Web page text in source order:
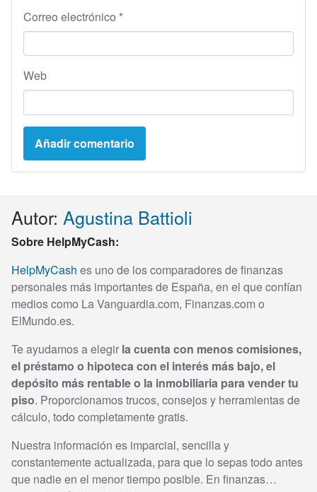
Correo electrónico *
Web
Autor: Agustina Battioli
Sobre HelpMyCash:
HelpMyCash es uno de los comparadores de finanzas
personales más importantes de España, en el que confían
medios como La Vanguardia.com, Finanzas.com o
ElMundo.es.
Te ayudamos a elegir la cuenta con menos comisiones,
el préstamo o hipoteca con el interés más bajo, el
depósito más rentable o la inmobiliaria para vender tu
piso. Proporcionamos trucos, consejos y herramientas de
cálculo, todo completamente gratis.
Nuestra información es imparcial, sencilla y
constantemente actualizada, para que lo sepas todo antes
que nadie en el menor tiempo posible. En finanzas…